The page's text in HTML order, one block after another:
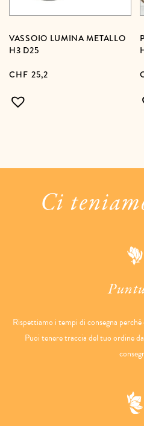
VASSOIO LUMINA METALLO
H3 D25
CHF 25,2
Ci
Rispettiamo i tempi di consegna
Puoi tenere traccia del tuo ordine